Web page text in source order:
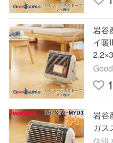
岩谷
イ暖
D3
岩谷
ガス